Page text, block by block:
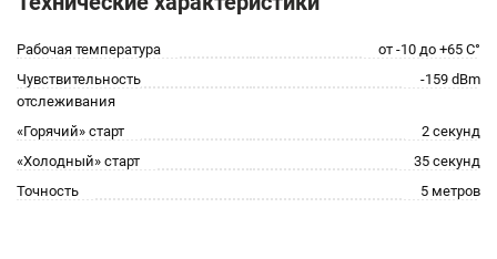
Рабочая температура
от -10 до +65 С°
Чувствительность
отслеживания
-159 dBm
«Горячий» старт
2 секунд
«Холодный» старт
35 секунд
Точность
5 метров